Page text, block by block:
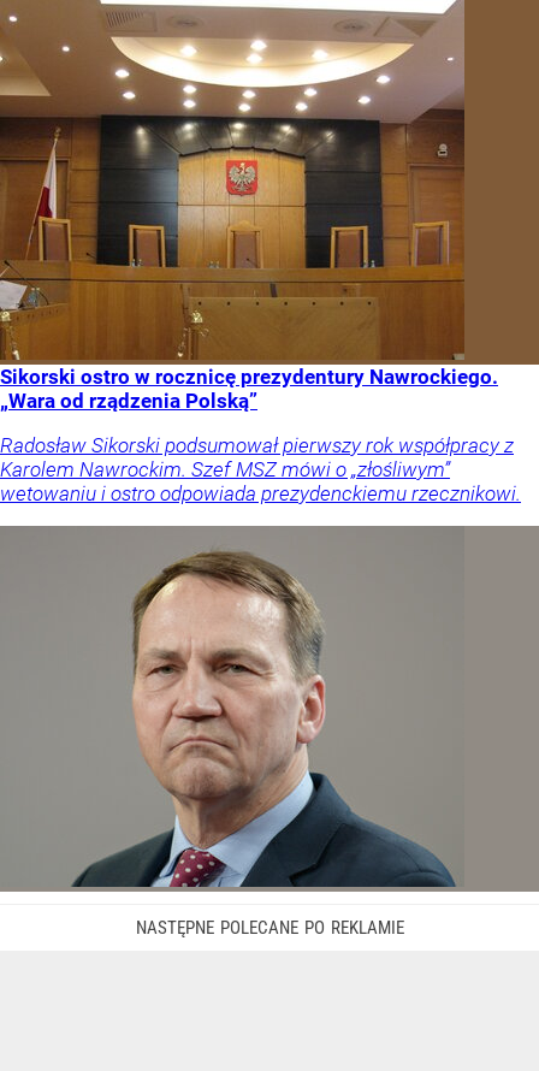
Sikorski ostro w rocznicę prezydentury Nawrockiego.
„Wara od rządzenia Polską”
Radosław Sikorski podsumował pierwszy rok współpracy z
Karolem Nawrockim. Szef MSZ mówi o „złośliwym”
wetowaniu i ostro odpowiada prezydenckiemu rzecznikowi.